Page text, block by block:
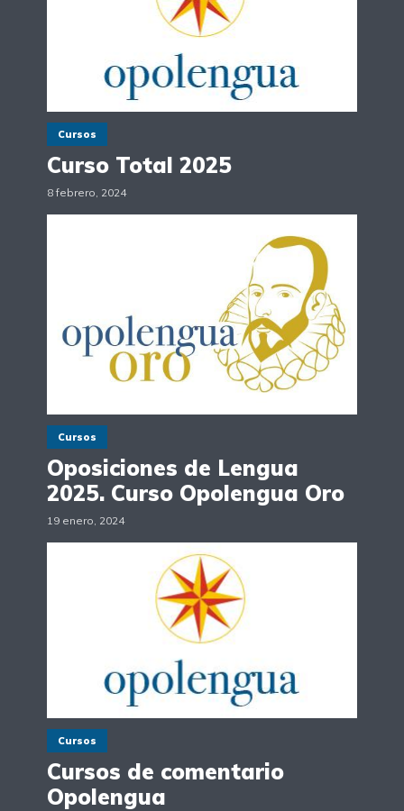
Cursos
Curso Total 2025
8 febrero, 2024
Cursos
Oposiciones de Lengua
2025. Curso Opolengua Oro
19 enero, 2024
Cursos
Cursos de comentario
Opolengua